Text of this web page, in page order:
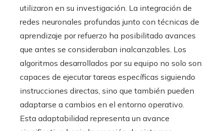
utilizaron en su investigación. La integración de
redes neuronales profundas junto con técnicas de
aprendizaje por refuerzo ha posibilitado avances
que antes se consideraban inalcanzables. Los
algoritmos desarrollados por su equipo no solo son
capaces de ejecutar tareas específicas siguiendo
instrucciones directas, sino que también pueden
adaptarse a cambios en el entorno operativo.
Esta adaptabilidad representa un avance